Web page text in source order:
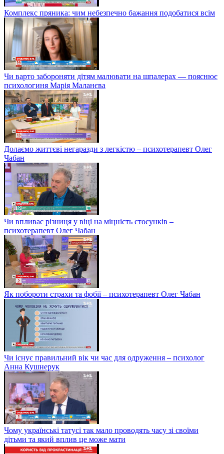
Комплекс пряника: чим небезпечно бажання подобатися всім
Чи варто забороняти дітям малювати на шпалерах — пояснює
психологиня Марія Маланєва
Долаємо життєві негаразди з легкістю – психотерапевт Олег
Чабан
Чи впливає різниця у віці на міцність стосунків –
психотерапевт Олег Чабан
Як побороти страхи та фобії – психотерапевт Олег Чабан
Чи існує правильний вік чи час для одруження – психолог
Анна Кушнерук
Чому українські татусі так мало проводять часу зі своїми
дітьми та який вплив це може мати